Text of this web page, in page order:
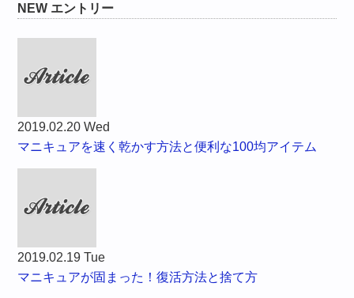
NEW エントリー
2019.02.20 Wed
マニキュアを速く乾かす方法と便利な100均アイテム
2019.02.19 Tue
マニキュアが固まった！復活方法と捨て方